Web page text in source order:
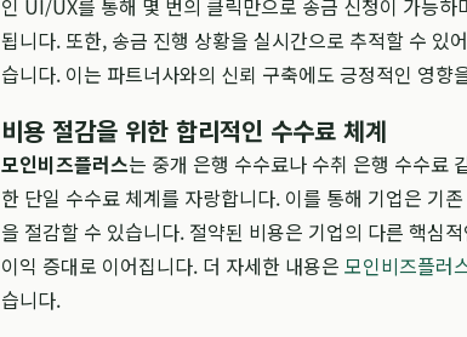
인 UI/UX를 통해 몇 번의 클릭만으로 송금 신청이 가능
됩니다. 또한, 송금 진행 상황을 실시간으로 추적할 수 있
습니다. 이는 파트너사와의 신뢰 구축에도 긍정적인 영향
비용 절감을 위한 합리적인 수수료 체계
모인비즈플러스는 중개 은행 수수료나 수취 은행 수수료
한 단일 수수료 체계를 자랑합니다. 이를 통해 기업은 기
을 절감할 수 있습니다. 절약된 비용은 기업의 다른 핵심
이익 증대로 이어집니다. 더 자세한 내용은 모인비즈플러
습니다.